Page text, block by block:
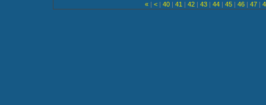
« | < | 40 | 41 | 42 | 43 | 44 | 45 | 46 | 47 |